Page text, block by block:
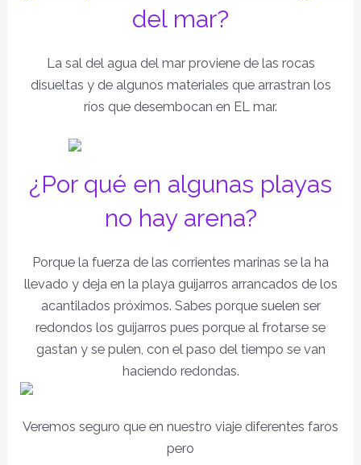
del mar?
La sal del agua del mar proviene de las rocas
disueltas y de algunos materiales que arrastran los
ríos que desembocan en EL mar.
¿Por qué en algunas playas
no hay arena?
Porque la fuerza de las corrientes marinas se la ha
llevado y deja en la playa guijarros arrancados de los
acantilados próximos. Sabes porque suelen ser
redondos los guijarros pues porque al frotarse se
gastan y se pulen, con el paso del tiempo se van
haciendo redondas.
Veremos seguro que en nuestro viaje diferentes faros
pero